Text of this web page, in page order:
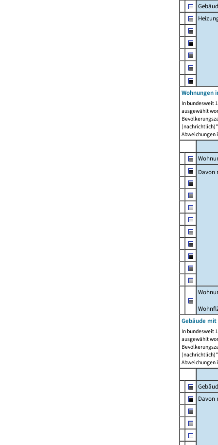
Wohnungen
In bundesweit
ausgewählt
Abweichungen
Davon
Gebäude
In bundesweit
ausgewählt
Abweichungen
Davon